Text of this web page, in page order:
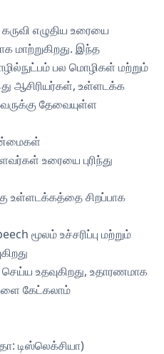
எழுதிய உரையை
மாற்றுகிறது. இந்த
பல மொழிகள் மற்றும்
ஆசிரியர்கள், உள்ளடக்க
தேவையுள்ள
உரையை புரிந்து
உள்ளடக்கத்தை சிறப்பாக
மூலம் உச்சரிப்பு மற்றும்
உதவுகிறது, உதாரணமாக
கேட்கலாம்
டிஸ்லெக்சியா)